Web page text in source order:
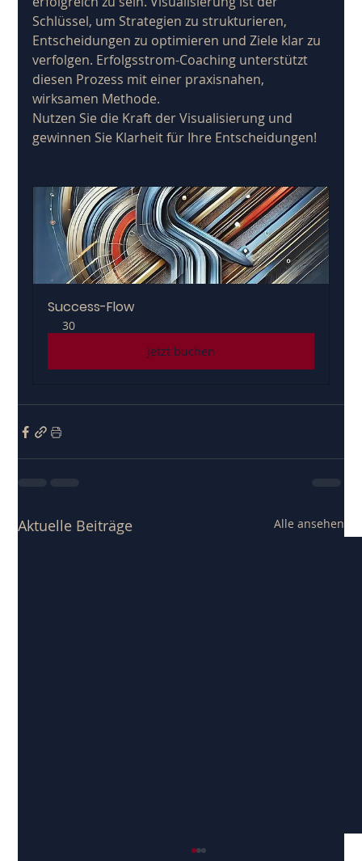
Schlüssel, um Strategien zu strukturieren,
Entscheidungen zu optimieren und Ziele klar zu
verfolgen. Erfolgsstrom-Coaching unterstützt
diesen Prozess mit einer praxisnahen,
wirksamen Methode.
Nutzen Sie die Kraft der Visualisierung und
gewinnen Sie Klarheit für Ihre Entscheidungen!
Success-Flow
30
Jetzt buchen
Aktuelle Beiträge Alle ansehen